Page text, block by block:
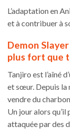
L’adaptation en
et à contribuer à
Demon
plus fort que
Tanjiro est l’aîné
et sœur. Depuis la
vendre du
Un jour alors
attaquée par des